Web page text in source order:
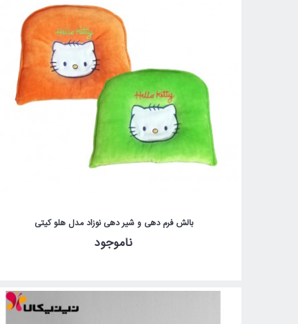
بالش فرم دهی و شیر دهی نوزاد مدل هلو کیتی
ناموجود